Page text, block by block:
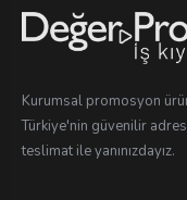
Kurumsal promosyon
Türkiye'nin güvenilir
teslimat ile yanınızdayız.